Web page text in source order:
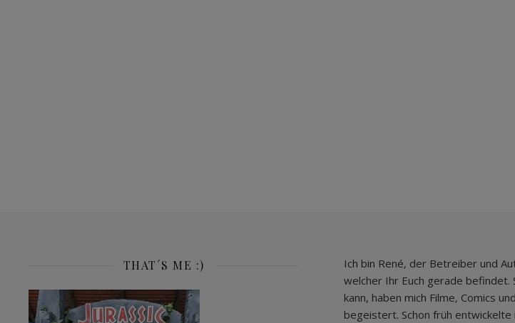
THAT´S ME :)
Ich bin René, der Betreiber und
welcher Ihr Euch gerade befindet.
kann, haben mich Filme, Comics
begeistert. Schon früh entwickelte